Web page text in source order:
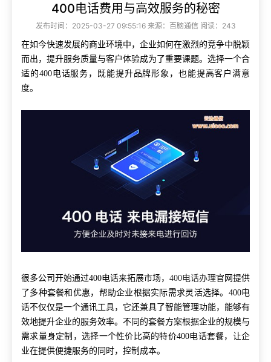
400电话费用与高效服务的秘密
发布时间：2025-03-27 09:55:16 来源：百脑通信 阅读：243
在如今快速发展的商业环境中，企业如何在激烈的竞争中脱颖
而出，提升服务质量与客户体验成为了重要课题。选择一个合
适的400电话服务，既能提升品牌形象，也能提高客户满意
度。
很多公司开始通过400电话来拓展市场， 400电话办理官网提供
了多种套餐和优惠，帮助企业根据实际需求灵活选择。400电
话不仅仅是一个通讯工具，它还兼具了智能管理功能，能够有
效地提升企业的服务效率。不同的套餐方案根据企业的规模与
需求量身定制，选择一个性价比高的特价400电话套餐，让企
业在提供便捷服务的同时，控制成本。